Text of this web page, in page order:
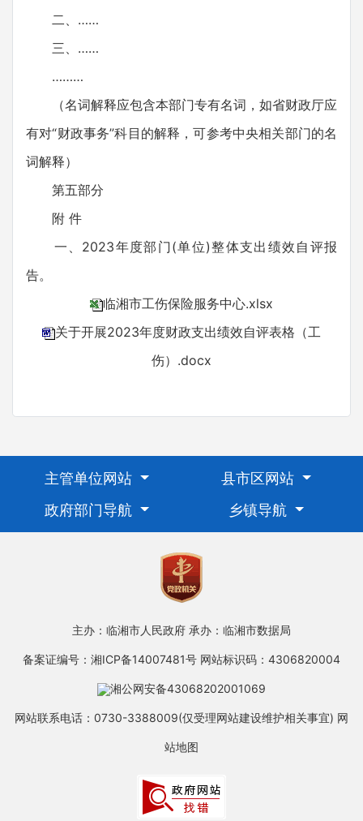
二、……
三、……
………
（名词解释应包含本部门专有名词，如省财政厅应
有对“财政事务”科目的解释，可参考中央相关部门的名
词解释）
第五部分
附 件
一、2023年度部门(单位)整体支出绩效自评报
告。
临湘市工伤保险服务中心.xlsx
关于开展2023年度财政支出绩效自评表格（工
伤）.docx
主管单位网站
县市区网站
政府部门导航
乡镇导航
主办：临湘市人民政府 承办：临湘市数据局
备案证编号：湘ICP备14007481号 网站标识码：4306820004
湘公网安备43068202001069
网站联系电话：0730-3388009(仅受理网站建设维护相关事宜) 网
站地图